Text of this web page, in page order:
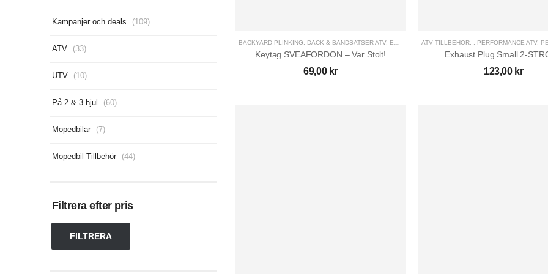
Kampanjer och deals (109)
ATV (33)
UTV (10)
På 2 & 3 hjul (60)
Mopedbilar (7)
Mopedbil Tillbehör (44)
Filtrera efter pris
FILTRERA
BACKYARD PLINKING, DÄCK & BANDSATSER ATV, EL-PRYLAR ATV ,GÅRD OCH SKOG,GRÖNYTE &
Keytag SVEAFORDON – Var Stolt!
69,00 kr
ATV TILLBEHÖR, , PERFORMANCE ATV,
Exhaust Plug Small 2-
123,00 kr